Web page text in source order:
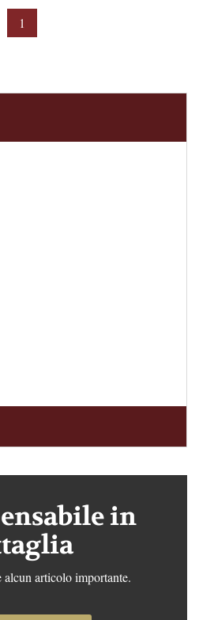
1
in
articolo importante.